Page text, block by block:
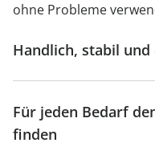
ohne Probleme
Handlich, stabil
Für jeden Bedarf
finden